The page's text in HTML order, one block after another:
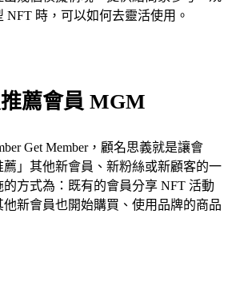
NFT 時，可以如何去靈活使用。
薦會員 MGM
Get Member，顧名思義就是讓會
」其他新會員、新粉絲或新顧客的一
方式為：既有的會員分享 NFT 活動
新會員也開始購買、使用品牌的商品